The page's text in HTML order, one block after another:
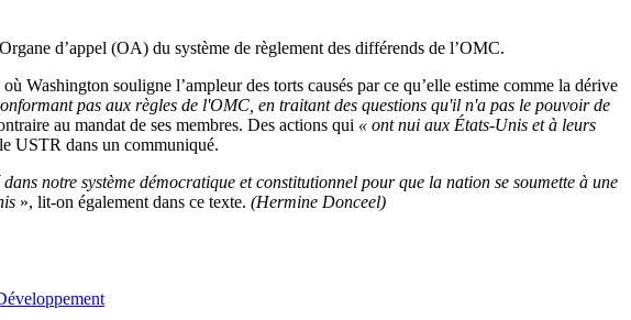
d’appel (OA) du système de règlement des différends de l’OMC.
Washington souligne l’ampleur des torts causés par ce qu’elle estime comme la dérive
pas aux règles de l'OMC, en traitant des questions qu'il n'a pas le pouvoir de
au mandat de ses membres. Des actions qui « ont nui aux États-Unis et à leurs
USTR dans un communiqué.
notre système démocratique et constitutionnel pour que la nation se soumette à une
», lit-on également dans ce texte. (Hermine Donceel)